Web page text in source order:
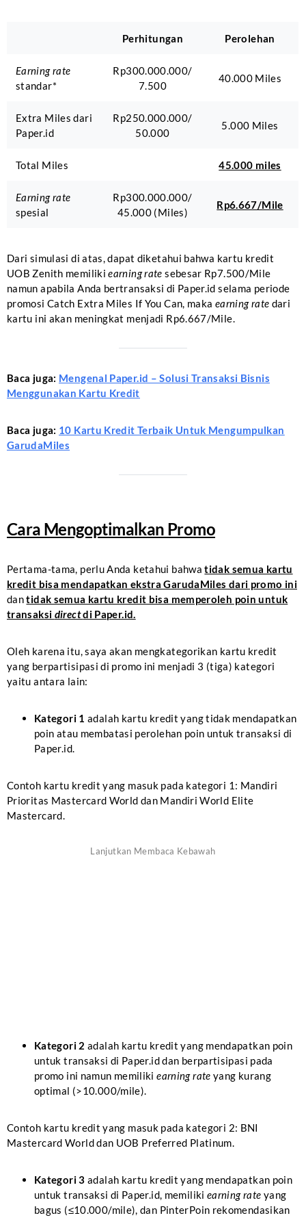
Perhitungan Perolehan
Earning rate
standar*
Rp300.000.000/
7.500
40.000 Miles
Extra Miles dari
Paper.id
Rp250.000.000/
50.000
5.000 Miles
Total Miles 45.000 miles
Earning rate
spesial
Rp300.000.000/
45.000 (Miles)
Rp6.667/Mile
Dari simulasi di atas, dapat diketahui bahwa kartu kredit
UOB Zenith memiliki earning ratesebesar Rp7.500/Mile
namun apabila Anda bertransaksi di Paper.id selama periode
promosi Catch Extra Miles If You Can, maka earning rate dari
kartu ini akan meningkat menjadi Rp6.667/Mile.
Baca juga: Mengenal Paper.id – Solusi Transaksi Bisnis
Menggunakan Kartu Kredit
Baca juga: 10 Kartu Kredit Terbaik Untuk Mengumpulkan
GarudaMiles
Cara Mengoptimalkan Promo
Pertama-tama, perlu Anda ketahui bahwatidak semua kartu
kredit bisa mendapatkan ekstra GarudaMiles dari promo ini
dantidak semua kartu kredit bisa memperoleh poin untuk
transaksi directdi Paper.id.
Oleh karena itu, saya akan mengkategorikan kartu kredit
yang berpartisipasi di promo ini menjadi 3 (tiga) kategori
yaitu antara lain:
Kategori 1 adalah kartu kredit yang tidak mendapatkan
poin atau membatasi perolehan poin untuk transaksi di
Paper.id.
Contoh kartu kredit yang masuk pada kategori 1: Mandiri
Prioritas Mastercard World dan Mandiri World Elite
Mastercard.
Kategori 2 adalah kartu kredit yang mendapatkan poin
untuk transaksi di Paper.id dan berpartisipasi pada
promo ini namun memilikiearning rate yang kurang
optimal (>10.000/mile).
Contoh kartu kredit yang masuk pada kategori 2: BNI
Mastercard World dan UOB Preferred Platinum.
Kategori 3 adalah kartu kredit yang mendapatkan poin
untuk transaksi di Paper.id, memiliki earning rate yang
bagus (≤10.000/mile), dan PinterPoin rekomendasikan